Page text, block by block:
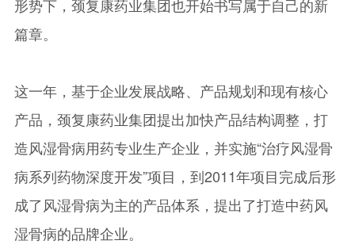
形势下，颈复康药业集团也开始书写属于自己的新
篇章。
这一年，基于企业发展战略、产品规划和现有核心
产品，颈复康药业集团提出加快产品结构调整，打
造风湿骨病用药专业生产企业，并实施“治疗风湿骨
病系列药物深度开发”项目，到2011年项目完成后形
成了风湿骨病为主的产品体系，提出了打造中药风
湿骨病的品牌企业。